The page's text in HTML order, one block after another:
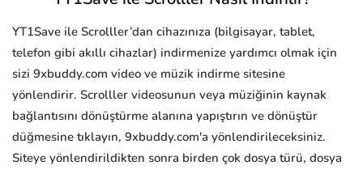
YT1Save ile Scrolller’dan cihazınıza (bilgisayar, tablet,
telefon gibi akıllı cihazlar) indirmenize yardımcı olmak için
sizi 9xbuddy.com video ve müzik indirme sitesine
yönlendirir. Scrolller videosunun veya müziğinin kaynak
bağlantısını dönüştürme alanına yapıştırın ve dönüştür
düğmesine tıklayın, 9xbuddy.com'a yönlendirileceksiniz.
Siteye yönlendirildikten sonra birden çok dosya türü, dosya